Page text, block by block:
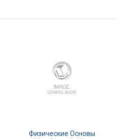
Физические Основы